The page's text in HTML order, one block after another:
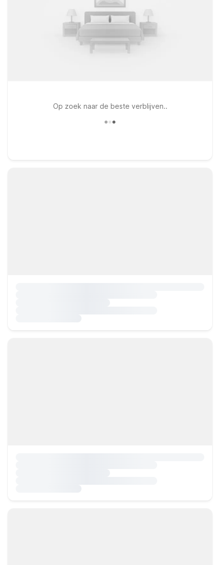
Op zoek naar de beste verblijven..